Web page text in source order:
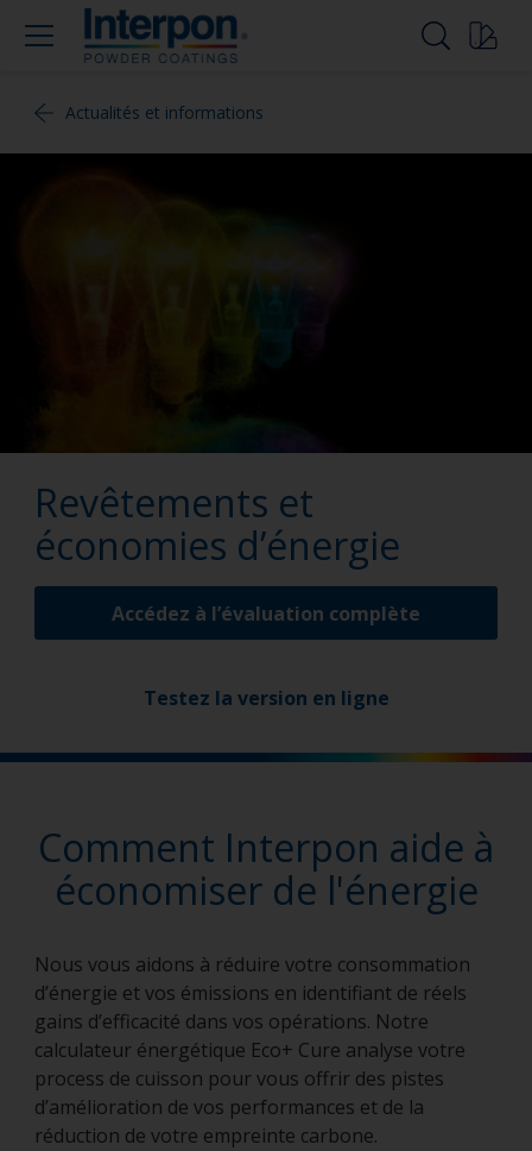
Actualités et informations
Revêtements et
économies d’énergie
Accédez à l’évaluation complète
Testez la version en ligne
Comment Interpon aide à
économiser de l'énergie
Nous vous aidons à réduire votre consommation
d’énergie et vos émissions en identifiant de réels
gains d’efficacité dans vos opérations. Notre
calculateur énergétique Eco+ Cure analyse votre
process de cuisson pour vous offrir des pistes
d’amélioration de vos performances et de la
réduction de votre empreinte carbone.